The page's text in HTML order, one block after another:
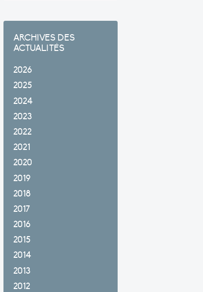
ARCHIVES DES
ACTUALITÉS
2026
2025
2024
2023
2022
2021
2020
2019
2018
2017
2016
2015
2014
2013
2012